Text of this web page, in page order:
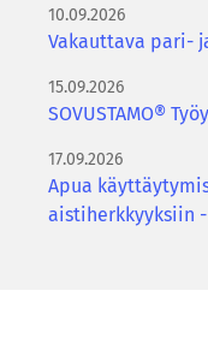
10.09.2026
Vakauttava pari-
15.09.2026
SOVUSTAMO®
17.09.2026
Apua
aistiherkkyyksiin -